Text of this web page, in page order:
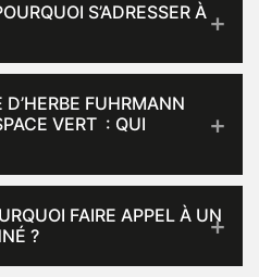
S’ADRESSER À
FUHRMANN
VERT : QUI
FAIRE APPEL À UN
?